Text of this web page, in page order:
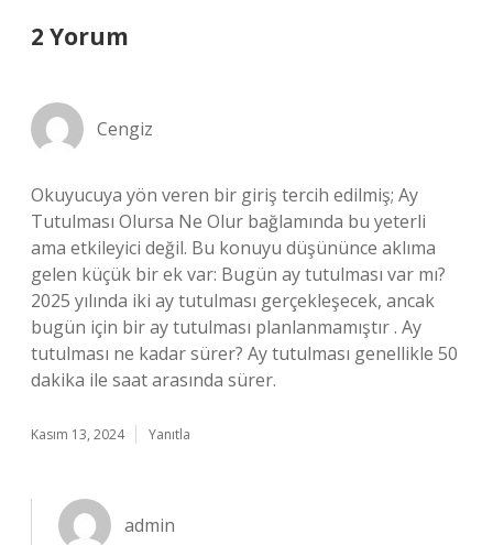
2 Yorum
Cengiz
Okuyucuya yön veren bir giriş tercih edilmiş; Ay
Tutulması Olursa Ne Olur bağlamında bu yeterli
ama etkileyici değil. Bu konuyu düşününce aklıma
gelen küçük bir ek var: Bugün ay tutulması var mı?
2025 yılında iki ay tutulması gerçekleşecek, ancak
bugün için bir ay tutulması planlanmamıştır . Ay
tutulması ne kadar sürer? Ay tutulması genellikle 50
dakika ile saat arasında sürer.
Kasım 13, 2024 Yanıtla
admin